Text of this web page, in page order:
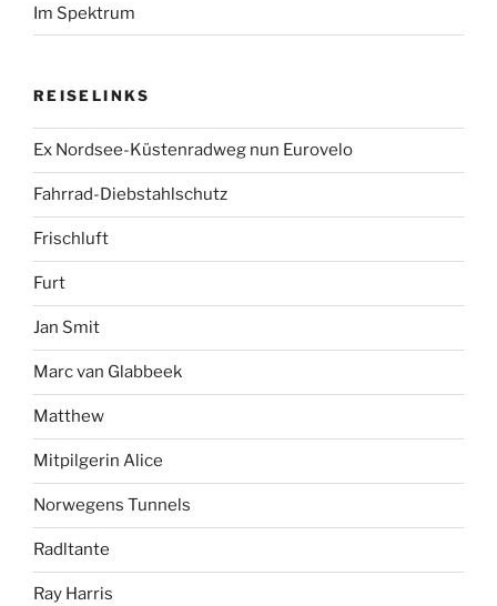
Im Spektrum
REISELINKS
Ex Nordsee-Küstenradweg nun Eurovelo
Fahrrad-Diebstahlschutz
Frischluft
Furt
Jan Smit
Marc van Glabbeek
Matthew
Mitpilgerin Alice
Norwegens Tunnels
Radltante
Ray Harris